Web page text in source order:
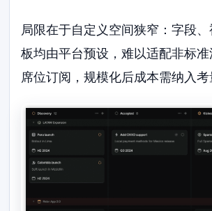
局限在于自定义空间狭窄：字段
板均由平台预设，难以适配非标
席位订阅，规模化后成本需纳入考